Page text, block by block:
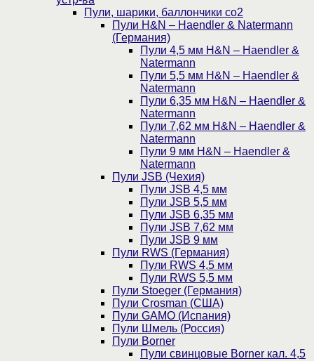
Пули, шарики, баллончики со2
Пули H&N – Haendler & Natermann
(Германия)
Пули 4,5 мм H&N – Haendler &
Natermann
Пули 5,5 мм H&N – Haendler &
Natermann
Пули 6,35 мм H&N – Haendler &
Natermann
Пули 7,62 мм H&N – Haendler &
Natermann
Пули 9 мм H&N – Haendler &
Natermann
Пули JSB (Чехия)
Пули JSB 4,5 мм
Пули JSB 5,5 мм
Пули JSB 6,35 мм
Пули JSB 7,62 мм
Пули JSB 9 мм
Пули RWS (Германия)
Пули RWS 4,5 мм
Пули RWS 5,5 мм
Пули Stoeger (Германия)
Пули Crosman (США)
Пули GAMO (Испания)
Пули Шмель (Россия)
Пули Borner
Пули свинцовые Borner кал. 4,5